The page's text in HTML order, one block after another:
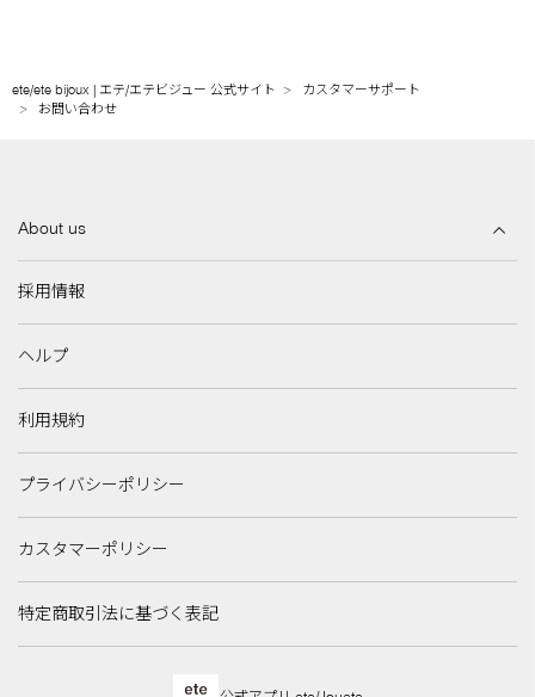
ete/ete bijoux | エテ/エテビジュー 公式サイト
カスタマーサポート
お問い合わせ
About us
採用情報
ヘルプ
利用規約
プライバシーポリシー
カスタマーポリシー
特定商取引法に基づく表記